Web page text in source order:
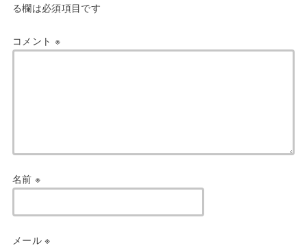
る欄は必須項目です
コメント ※
名前 ※
メール※